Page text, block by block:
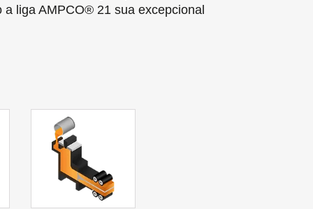
liga AMPCO® 21 sua excepcional